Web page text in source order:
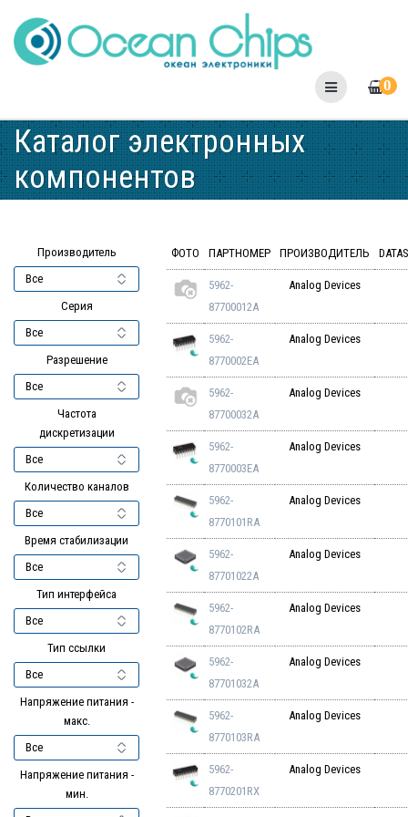
to
content
0
Каталог электронных
компонентов
Производитель
Серия
Разрешение
Частота
дискретизации
Количество каналов
Время стабилизации
Тип интерфейса
Тип ссылки
Напряжение питания -
макс.
Напряжение питания -
мин.
ФОТО ПАРТНОМЕР ПРОИЗВОДИТЕЛЬ
5962-
87700012A
Analog Devices
5962-
8770002EA
Analog Devices
5962-
87700032A
Analog Devices
5962-
8770003EA
Analog Devices
5962-
8770101RA
Analog Devices
5962-
87701022A
Analog Devices
5962-
8770102RA
Analog Devices
5962-
87701032A
Analog Devices
5962-
8770103RA
Analog Devices
5962-
8770201RX
Analog Devices